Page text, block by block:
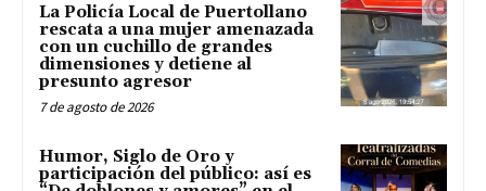
La Policía Local de Puertollano
rescata a una mujer amenazada
con un cuchillo de grandes
dimensiones y detiene al
presunto agresor
7 de agosto de 2026
Humor, Siglo de Oro y
participación del público: así es